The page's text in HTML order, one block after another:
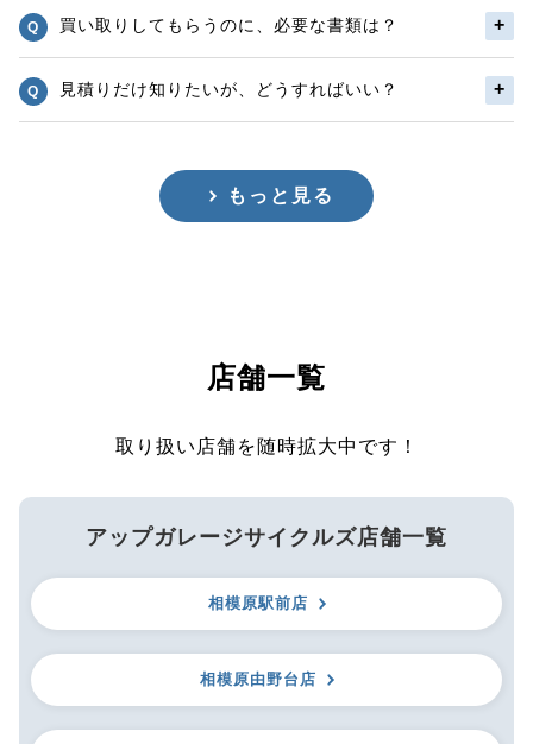
買い取りしてもらうのに、必要な書類は？
見積りだけ知りたいが、どうすればいい？
もっと見る
店舗一覧
取り扱い店舗を随時拡大中です！
アップガレージサイクルズ店舗一覧
相模原駅前店
相模原由野台店